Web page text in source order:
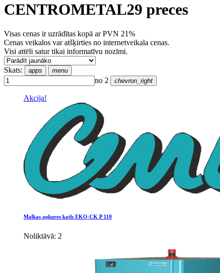
CENTROMETAL29 preces
Visas cenas ir uzrādītas kopā ar PVN 21%
Cenas veikalos var atšķirties no internetveikala cenas.
Visi attēli satur tikai informatīvu nozīmi.
Skats: apps menu
no 2 chevron_right
Akcija!
Malkas apkures katls EKO-CK P 110
Noliktāvā: 2